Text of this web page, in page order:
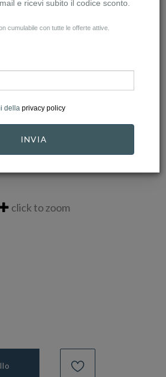
click to zoom
e ricevi subito il codice sconto.
cumulabile con tutte le offerte attive.
della privacy policy
INVIA